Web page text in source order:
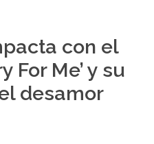
con el
For Me’ y su
desamor